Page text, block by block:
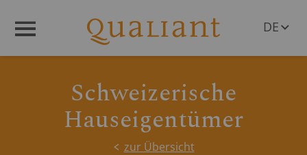
DE
Schweizerische
Hauseigentümer
zur Übersicht